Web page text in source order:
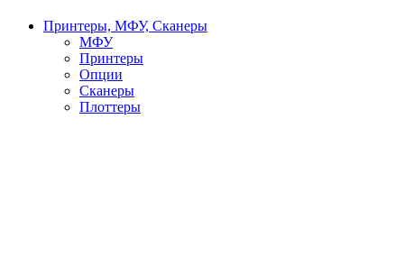
Принтеры, МФУ, Сканеры
МФУ
Принтеры
Опции
Сканеры
Плоттеры